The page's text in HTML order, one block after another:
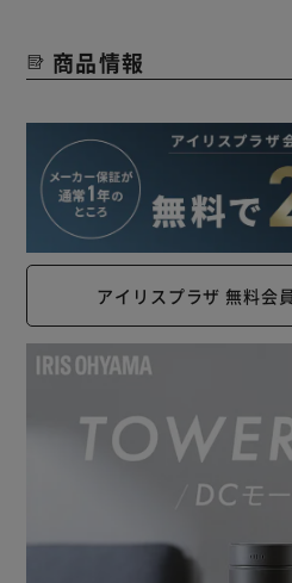
商品情報
アイリスプラザ 無料会